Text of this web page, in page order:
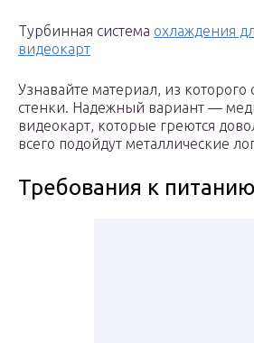
Турбинная система охлаждения
видеокарт
Узнавайте материал, из которого
стенки. Надежный вариант —
видеокарт, которые греются
всего подойдут металлические
Требования к питанию